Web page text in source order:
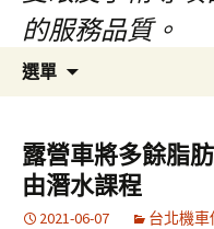
的服務品質。
選單
露營車將多餘脂
由潛水課程
2021-06-07 台北機車